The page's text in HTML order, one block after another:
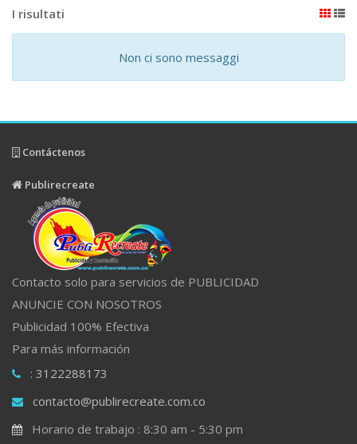
I risultati
Non ci sono messaggi
Contáctenos
Publirecreate
Contacto solo para servicios de PUBLICIDAD
ANUNCIE CON NOSOTROS
Publicidad 100% Efectiva
Para más información
: 3122288173
contacto@publirecreate.com.co
Horario de trabajo : 8:30 am - 5:30 pm